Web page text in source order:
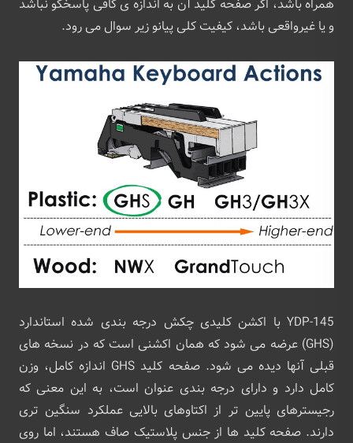
همراه باشد، اگر صفحه کلید آن به اندازه ی کافی پاسخگو نباشد
و یا غیرواقعی باشد، کیفیت کلی پیانو زیر سوال می رود.
YDP-145 با اکشن کلیدی چکش درجه ‌بندی شده استاندارد
(GHS) عرضه می‌ شود که همان اکشنی است که در نسخه ‌های
قبلی آنها دیده می ‌شود. صفحه کلید GHS اندازه کامل، وزن
کامل دارد و دارای درجه بندی عنوان است، به این معنی که
رجیسترهای پایین تر از اکتاوهای بالایی عملکرد سنگین تری
دارند. صفحه کلید ها از جنس پلاستیک صاف هستند، اما روی